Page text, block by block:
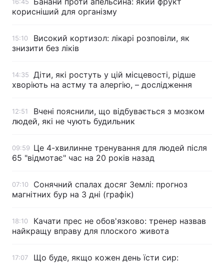
корисніший для організму
15:10
Високий кортизол: лікарі розповіли, як
знизити без ліків
14:35
Діти, які ростуть у цій місцевості, рідше
хворіють на астму та алергію, – дослідження
12:51
Вчені пояснили, що відбувається з мозком
людей, які не чують будильник
09:59 Це 4-хвилинне тренування для людей після
65 "відмотає" час на 20 років назад
07:10
Сонячний спалах досяг Землі: прогноз
магнітних бур на 3 дні (графік)
18:10
Качати прес не обов'язково: тренер назвав
найкращу вправу для плоского живота
17:07
Що буде, якщо кожен день їсти сир: